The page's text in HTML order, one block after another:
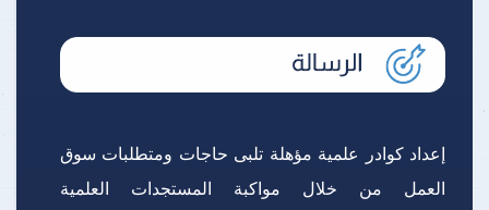
إعداد كوادر علمية مؤهلة تلبى حاجات ومتطلبات سوق
العمل من خلال مواكبة المستجدات العلمية